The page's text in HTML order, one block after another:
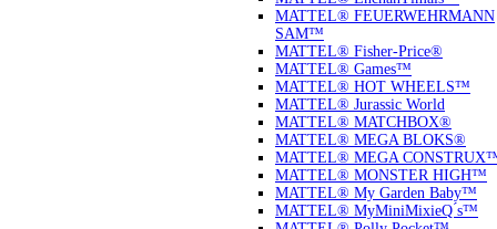
MATTEL® FEUERWEHRMANN
SAM™
MATTEL® Fisher-Price®
MATTEL® Games™
MATTEL® HOT WHEELS™
MATTEL® Jurassic World
MATTEL® MATCHBOX®
MATTEL® MEGA BLOKS®
MATTEL® MEGA
MATTEL® MONSTER HIGH™
MATTEL® My Garden Baby™
MATTEL® MyMiniMixieQ ́s™